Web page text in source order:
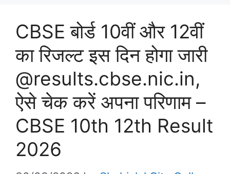
CBSE बोर्ड 10वीं और 12वीं
का रिजल्ट इस दिन होगा जारी
@results.cbse.nic.in,
ऐसे चेक करें अपना परिणाम –
CBSE 10th 12th Result
2026